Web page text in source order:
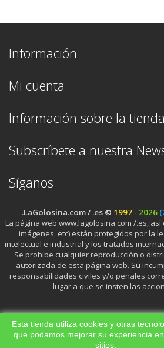
Información
Mi cuenta
Información sobre la tienda
Subscríbete a nuestra
Síganos
.LaGolosina.com / .es © 1997- 2026
La página web www.lagolosina.com /.es,
imágenes, etc) están protegidos por la
intelectual e industrial y los tratados
Se prohibe cualquier reproducción o
autorizada de esta página web. Su
responsabilidades civiles y/o penales
lugar a que se insten las
Esta tienda utiliza cookies y otras
que podamos mejorar su experiencia
sitios.